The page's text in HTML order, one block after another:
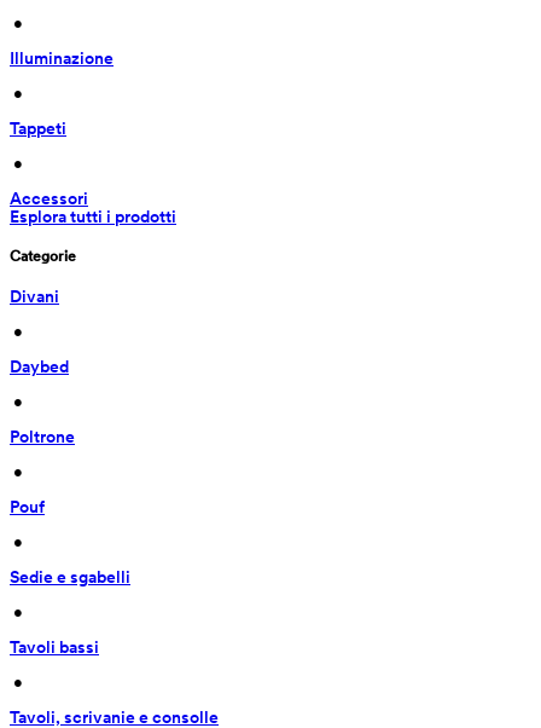
•
Illuminazione
•
Tappeti
•
Accessori
Esplora tutti i prodotti
Categorie
Divani
•
Daybed
•
Poltrone
•
Pouf
•
Sedie e sgabelli
•
Tavoli bassi
•
Tavoli, scrivanie e consolle